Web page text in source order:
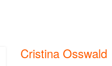
Cristina Osswald